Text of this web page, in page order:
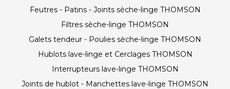
Feutres - Patins - Joints sèche-linge THOMSON
Filtres sèche-linge THOMSON
Galets tendeur - Poulies sèche-linge THOMSON
Hublots lave-linge et Cerclages THOMSON
Interrupteurs lave-linge THOMSON
Joints de hublot - Manchettes lave-linge THOMSON